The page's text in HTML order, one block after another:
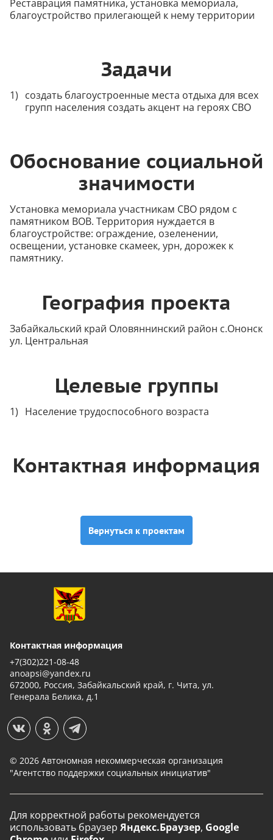
Реставрация памятника, установка мемориала,
благоустройство прилегающей к нему территории
Задачи
создать благоустроенные места отдыха для всех
групп населения создать акцент на героях СВО
Обоснование социальной
значимости
Установка мемориала участникам СВО рядом с
памятником ВОВ. Территория нуждается в
благоустройстве: ограждение, озеленении,
освещении, установке скамеек, урн, дорожек к
памятнику.
География проекта
Забайкальский край Оловяннинский район с.Ононск
ул. Центральная
Целевые группы
Население трудоспособного возраста
Контактная информация
Вернуться к проектам
Контактная информация
+7(302)221-08-48
anoapsi@yandex.ru
672000, Россия, Забайкальский край, г. Чита, ул.
Генерала Белика, д.1
© 2026 Автономная некоммерческая организация
"Агентство поддержки социальных инициатив"
Для корректной работы рекомендуется
использовать браузер Яндекс.Браузер, Google